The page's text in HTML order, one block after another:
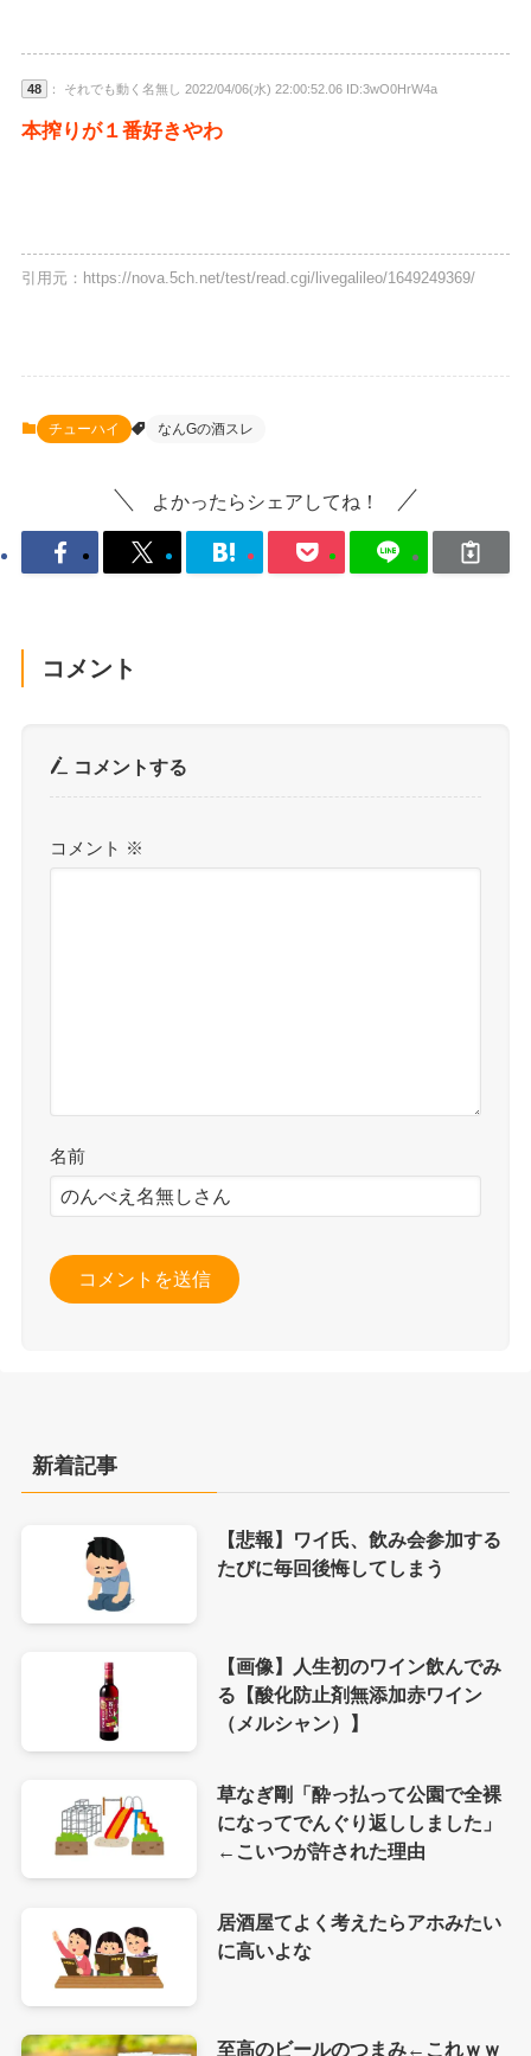
48 ： それでも動く名無し 2022/04/06(水) 22:00:52.06 ID:3wO0HrW4a
本搾りが１番好きやわ
引用元：https://nova.5ch.net/test/read.cgi/livegalileo/1649249369/
チューハイ なんGの酒スレ
よかったらシェアしてね！
コメント
コメントする
コメント ※
名前
新着記事
【悲報】ワイ氏、飲み会参加する
たびに毎回後悔してしまう
【画像】人生初のワイン飲んでみ
る【酸化防止剤無添加赤ワイン
（メルシャン）】
草なぎ剛「酔っ払って公園で全裸
になってでんぐり返ししました」
←こいつが許された理由
居酒屋てよく考えたらアホみたい
に高いよな
至高のビールのつまみ←これｗｗ